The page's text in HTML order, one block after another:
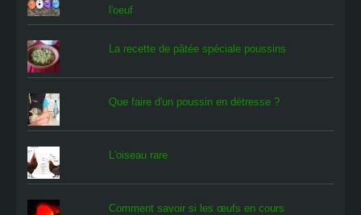
l'oeuf
La recette de pâtée spéciale poussins
Que faire d'un poussin en détresse ?
L'oiseau rare
Comment savoir si les œufs en cours